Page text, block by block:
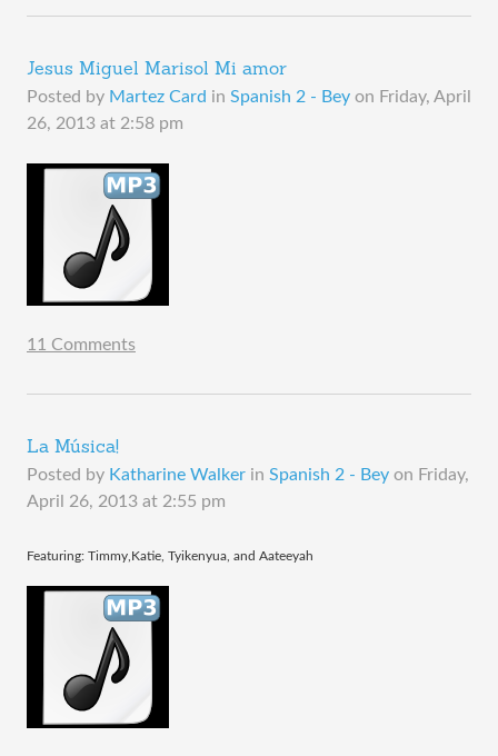
Jesus Miguel Marisol Mi amor
Posted by Martez Card in Spanish 2 - Bey on Friday, April
26, 2013 at 2:58 pm
11 Comments
La Música!
Posted by Katharine Walker in Spanish 2 - Bey on Friday,
April 26, 2013 at 2:55 pm
​Featuring: Timmy,Katie, Tyikenyua, and Aateeyah